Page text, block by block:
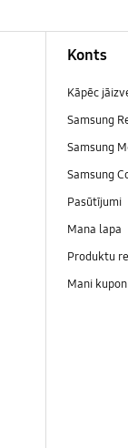
Konts
Kāpēc
Samsung
Samsung
Samsung
Pasūtījumi
Mana lapa
Produktu
Mani